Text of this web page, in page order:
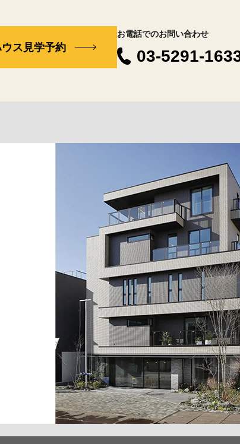
ス見学予約
お電話でのお問い合わせ
03-5291-